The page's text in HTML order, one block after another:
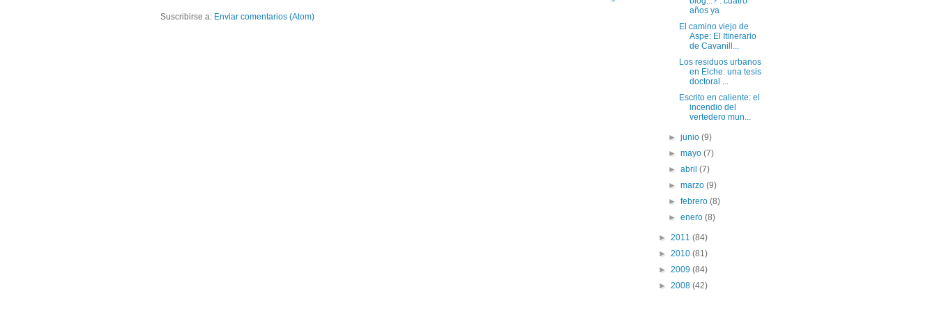
Suscribirse a: Enviar comentarios (Atom)
años ya
El camino viejo de
Aspe: El Itinerario
de Cavanill...
Los residuos urbanos
en Elche: una tesis
doctoral ...
Escrito en caliente: el
incendio del
vertedero mun...
►junio(9)
►mayo(7)
►abril(7)
►marzo(9)
►febrero(8)
►enero(8)
► 2011 (84)
► 2010 (81)
► 2009 (84)
► 2008 (42)